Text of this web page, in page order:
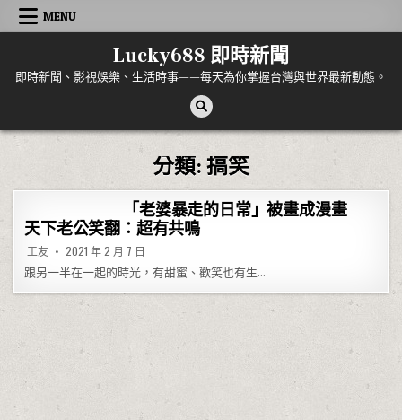
Skip to content
MENU
Lucky688 即時新聞
即時新聞、影視娛樂、生活時事——每天為你掌握台灣與世界最新動態。
分類:搞笑
「老婆暴走的日常」被畫成漫畫
天下老公笑翻：超有共鳴
工友 2021 年 2 月 7 日
跟另一半在一起的時光，有甜蜜、歡笑也有生…